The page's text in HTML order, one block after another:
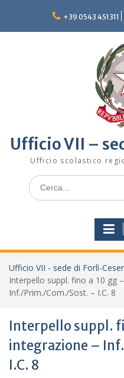
content
+39 0543 451311
Ufficio VII –
Ufficio scolastico
Search
for:
Ufficio VII - sede di Forlì-
Interpello suppl. fino a 10 gg
Inf./Prim./Com./Sost. – I.C. 8
Interpello suppl.
integrazione –
I.C. 8